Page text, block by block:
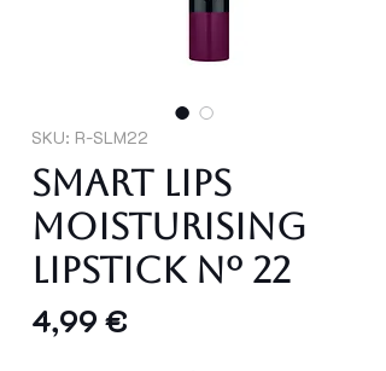
SKU: R-SLM22
Smart Lips
Moisturising
Lipstick Nº 22
4,99 €